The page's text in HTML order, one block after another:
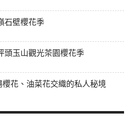
石壁櫻花季
頭玉山觀光茶園櫻花季
花、油菜花交織的私人秘境